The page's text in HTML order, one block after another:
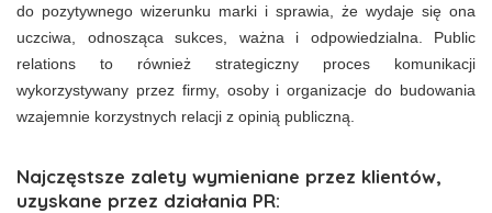
do pozytywnego wizerunku marki i sprawia, że wydaje się ona
uczciwa, odnosząca sukces, ważna i odpowiedzialna. Public
relations to również strategiczny proces komunikacji
wykorzystywany przez firmy, osoby i organizacje do budowania
wzajemnie korzystnych relacji z opinią publiczną.
Najczęstsze zalety wymieniane przez klientów,
uzyskane przez działania PR: